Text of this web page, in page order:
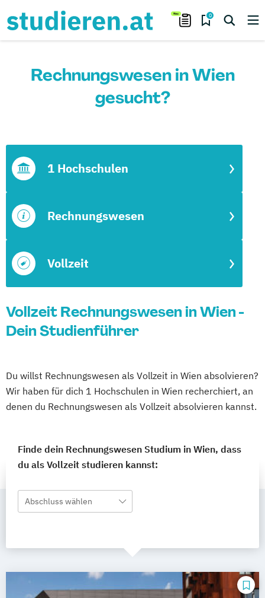
0
Rechnungswesen in Wien
gesucht?
Vollzeit
Rechnungswesen
1 Hochschulen
Vollzeit Rechnungswesen in Wien -
Dein Studienführer
Du willst Rechnungswesen als Vollzeit in Wien absolvieren?
Wir haben für dich 1 Hochschulen in Wien recherchiert, an
denen du Rechnungswesen als Vollzeit absolvieren kannst.
Finde dein Rechnungswesen Studium in Wien, dass
du als Vollzeit studieren kannst:
Abschluss wählen